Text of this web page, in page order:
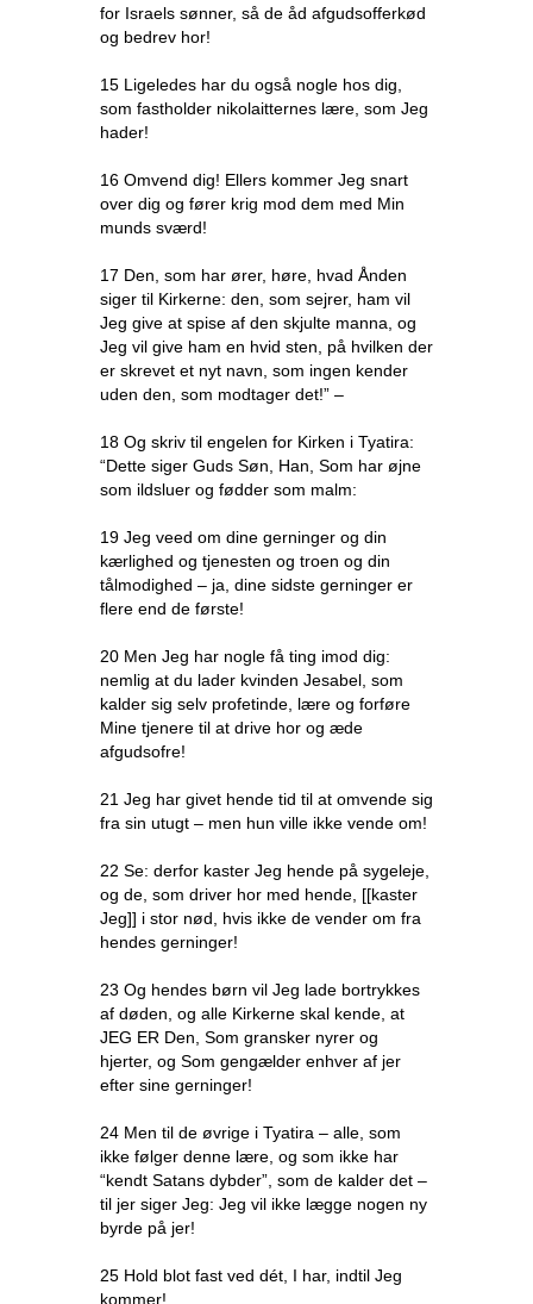
for Israels sønner, så de åd afgudsofferkød
og bedrev hor!
15 Ligeledes har du også nogle hos dig,
som fastholder nikolaitternes lære, som Jeg
hader!
16 Omvend dig! Ellers kommer Jeg snart
over dig og fører krig mod dem med Min
munds sværd!
17 Den, som har ører, høre, hvad Ånden
siger til Kirkerne: den, som sejrer, ham vil
Jeg give at spise af den skjulte manna, og
Jeg vil give ham en hvid sten, på hvilken der
er skrevet et nyt navn, som ingen kender
uden den, som modtager det!” –
18 Og skriv til engelen for Kirken i Tyatira:
“Dette siger Guds Søn, Han, Som har øjne
som ildsluer og fødder som malm:
19 Jeg veed om dine gerninger og din
kærlighed og tjenesten og troen og din
tålmodighed – ja, dine sidste gerninger er
flere end de første!
20 Men Jeg har nogle få ting imod dig:
nemlig at du lader kvinden Jesabel, som
kalder sig selv profetinde, lære og forføre
Mine tjenere til at drive hor og æde
afgudsofre!
21 Jeg har givet hende tid til at omvende sig
fra sin utugt – men hun ville ikke vende om!
22 Se: derfor kaster Jeg hende på sygeleje,
og de, som driver hor med hende, [[kaster
Jeg]] i stor nød, hvis ikke de vender om fra
hendes gerninger!
23 Og hendes børn vil Jeg lade bortrykkes
af døden, og alle Kirkerne skal kende, at
JEG ER Den, Som gransker nyrer og
hjerter, og Som gengælder enhver af jer
efter sine gerninger!
24 Men til de øvrige i Tyatira – alle, som
ikke følger denne lære, og som ikke har
“kendt Satans dybder”, som de kalder det –
til jer siger Jeg: Jeg vil ikke lægge nogen ny
byrde på jer!
25 Hold blot fast ved dét, I har, indtil Jeg
kommer!